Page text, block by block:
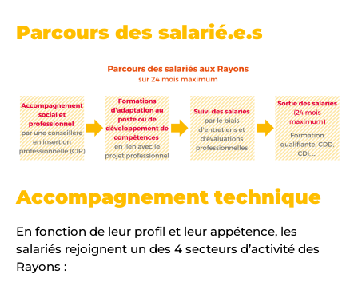
Parcours des salarié.e.s
Accompagnement technique
En fonction de leur profil et leur appétence, les
salariés rejoignent un des 4 secteurs d’activité des
Rayons :